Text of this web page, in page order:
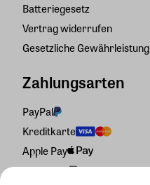
Batteriegesetz
Vertrag widerrufen
Gesetzliche Gewährleistung
Zahlungsarten
PayPal
Kreditkarte
Apple Pay
Rechnung